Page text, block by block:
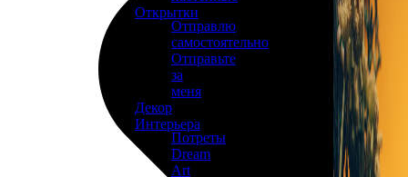
Открытки
Отправлю
самостоятельно
Отправьте
за
меня
Декор
Интерьера
Потреты
Dream
Art